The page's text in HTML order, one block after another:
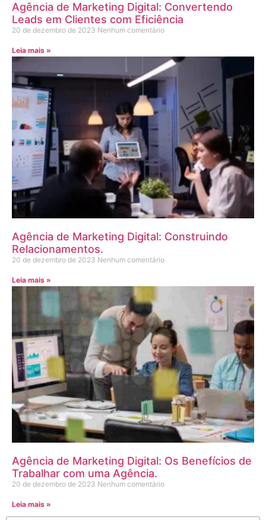
Agência de Marketing Digital: Convertendo
Leads em Clientes com Eficiência
20 de dezembro de 2023 Nenhum comentário
Leia mais »
Agência de Marketing Digital: Construindo
Relacionamentos.
20 de dezembro de 2023 Nenhum comentário
Leia mais »
Agência de Marketing Digital: Os Benefícios de
Trabalhar com uma Agência.
20 de dezembro de 2023 Nenhum comentário
Leia mais »